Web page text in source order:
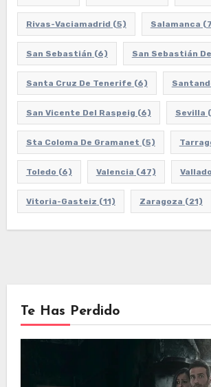
Rivas-Vaciamadrid (5) Salamanca
San Sebastián (6) San Sebastián
Santa Cruz De Tenerife (6)
San Vicente Del Raspeig (6) Sevilla
Sta Coloma De Gramanet (5)
Toledo (6) Valencia (47)
Vitoria-Gasteiz (11) Zaragoza (21)
Te Has Perdido